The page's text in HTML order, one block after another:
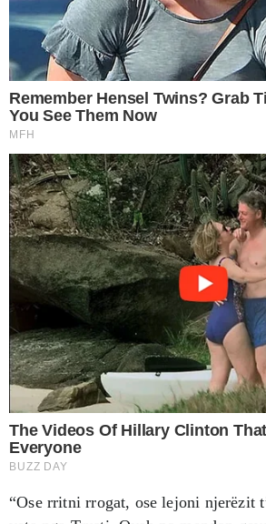
“Ose rritni rrogat, ose lejoni njerëzit